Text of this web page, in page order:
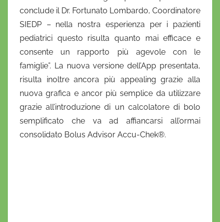
conclude il Dr. Fortunato Lombardo, Coordinatore
SIEDP – nella nostra esperienza per i pazienti
pediatrici questo risulta quanto mai efficace e
consente un rapporto più agevole con le
famiglie”. La nuova versione dell’App presentata,
risulta inoltre ancora più appealing grazie alla
nuova grafica e ancor più semplice da utilizzare
grazie all’introduzione di un calcolatore di bolo
semplificato che va ad affiancarsi all’ormai
consolidato Bolus Advisor Accu-Chek®.